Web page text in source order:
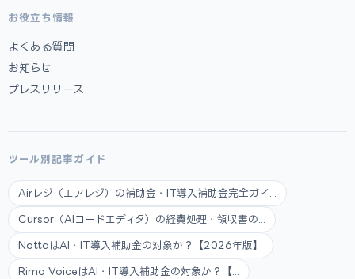
お役立ち情報
よくある質問
お知らせ
プレスリリース
ツール別記事ガイド
Airレジ（エアレジ）の補助金・IT導入補助金完全ガイ...
Cursor（AIコードエディタ）の経費処理・領収書の...
NottaはAI・IT導入補助金の対象か？【2026年版】
Rimo VoiceはAI・IT導入補助金の対象か？【...